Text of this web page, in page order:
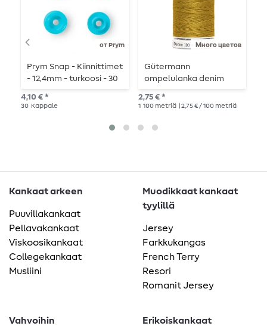
от Prym
Prym Snap - Kiinnittimet
- 12,4mm - turkoosi - 30
kpl
4,10 € *
30 Kappale
Много цветов
Gütermann
ompelulanka denim
100m
2,75 € *
1 100 metriä | 2,75 € / 100 metriä
Kankaat arkeen
Puuvillakankaat
Pellavakankaat
Viskoosikankaat
Collegekankaat
Musliini
Muodikkaat kankaat
tyylillä
Jersey
Farkkukangas
French Terry
Resori
Romanit Jersey
Vahvoihin
Erikoiskankaat